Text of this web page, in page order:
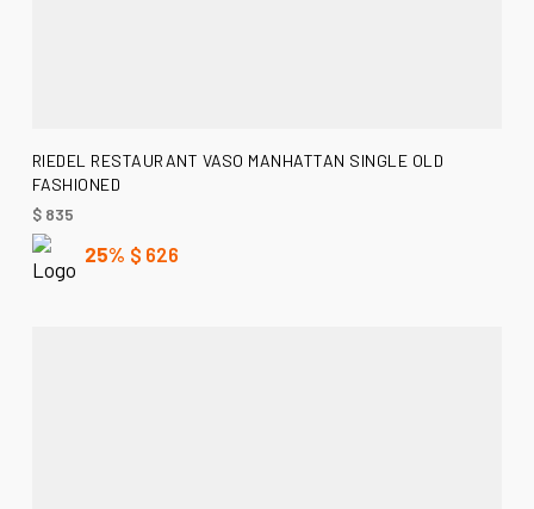
AÑADIR AL CARRITO
RIEDEL RESTAURANT VASO MANHATTAN SINGLE OLD
FASHIONED
$835
25% $ 626